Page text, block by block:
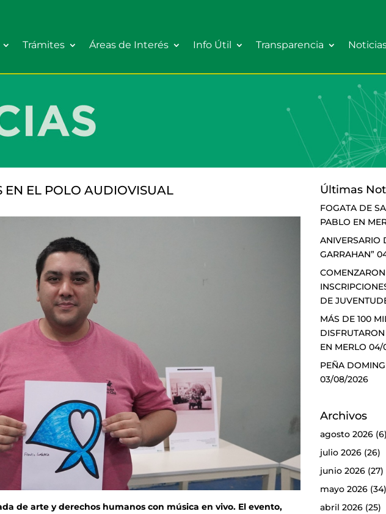
Trámites Áreas de Interés Info Útil Transparencia
EN EL POLO AUDIOVISUAL
de arte y derechos humanos con música en vivo. El evento,
Últimas
FOGATA DE
PABLO EN
ANIVERSARIO
GARRAHAN”
DE
MÁS DE 100
EN MERLO 04/
PEÑA
03/08/2026
Archivos
agosto 2026(6)
julio 2026(26)
junio 2026(27)
mayo 2026(34)
abril 2026(25)